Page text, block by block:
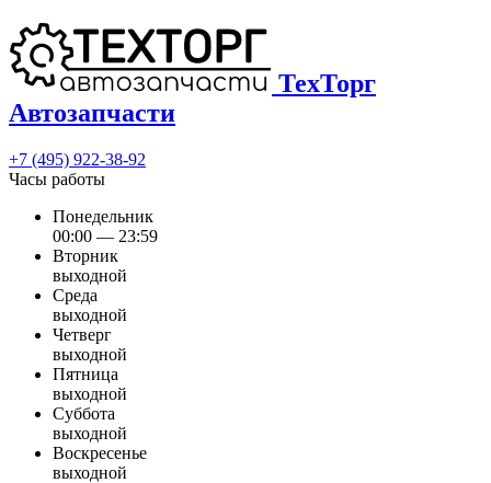
ТехТорг
Автозапчасти
+7 (495) 922-38-92
Часы работы
Понедельник
00:00 — 23:59
Вторник
выходной
Среда
выходной
Четверг
выходной
Пятница
выходной
Суббота
выходной
Воскресенье
выходной